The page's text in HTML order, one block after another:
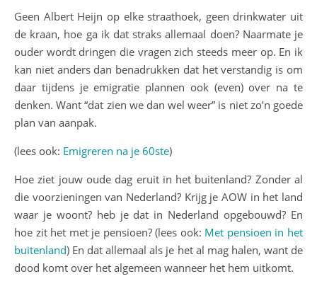
Geen Albert Heijn op elke straathoek, geen drinkwater uit
de kraan, hoe ga ik dat straks allemaal doen? Naarmate je
ouder wordt dringen die vragen zich steeds meer op. En ik
kan niet anders dan benadrukken dat het verstandig is om
daar tijdens je emigratie plannen ook (even) over na te
denken. Want “dat zien we dan wel weer” is niet zo’n goede
plan van aanpak.
(lees ook: Emigreren na je 60ste)
Hoe ziet jouw oude dag eruit in het buitenland? Zonder al
die voorzieningen van Nederland? Krijg je AOW in het land
waar je woont? heb je dat in Nederland opgebouwd? En
hoe zit het met je pensioen? (lees ook: Met pensioen in het
buitenland) En dat allemaal als je het al mag halen, want de
dood komt over het algemeen wanneer het hem uitkomt.